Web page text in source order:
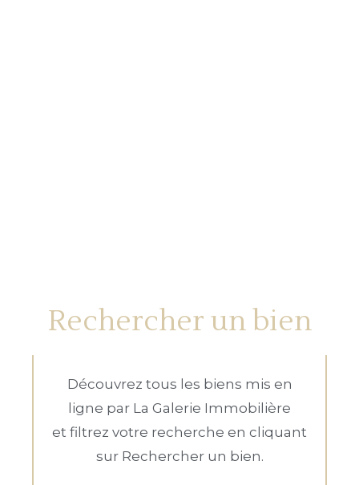
Rechercher un bien
Découvrez tous les biens mis en
ligne par La Galerie Immobilière
et filtrez votre recherche en cliquant
sur Rechercher un bien.